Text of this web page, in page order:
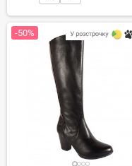
-50%